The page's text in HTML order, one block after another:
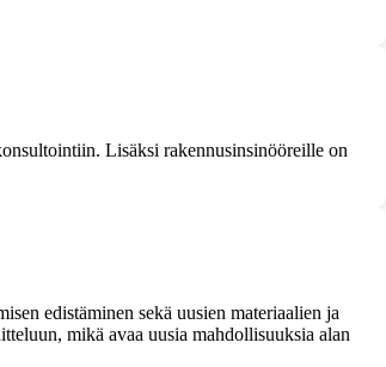
Lisäksi rakennusinsinööreille on
edistäminen sekä uusien materiaalien ja
mikä avaa uusia mahdollisuuksia alan